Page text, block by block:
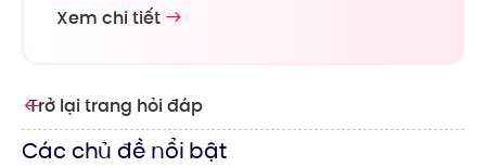
Trở lại trang hỏi đáp
Các chủ đề nổi bật
Xem chi tiết